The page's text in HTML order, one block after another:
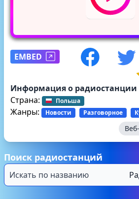
EMBED
Информация о радиостанции
Страна:
Польша
Жанры: Новости Разговорное
Поиск радиостанций